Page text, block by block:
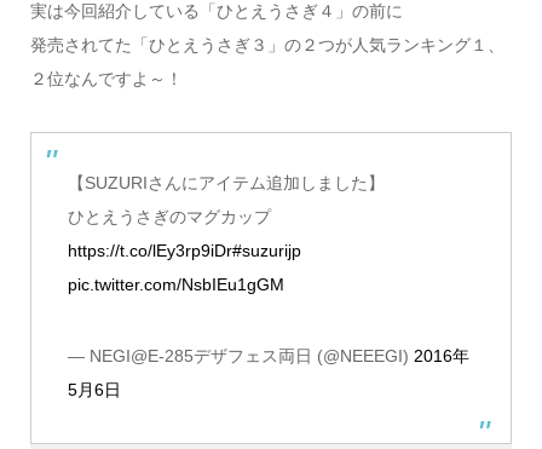
実は今回紹介している「ひとえうさぎ４」の前に
発売されてた「ひとえうさぎ３」の２つが人気ランキング１、
２位なんですよ～！
【SUZURIさんにアイテム追加しました】
ひとえうさぎのマグカップ
https://t.co/lEy3rp9iDr#suzurijp
pic.twitter.com/NsbIEu1gGM
— NEGI@E-285デザフェス両日 (@NEEEGI) 2016年
5月6日